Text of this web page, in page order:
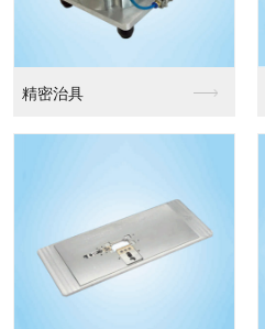
精密治具